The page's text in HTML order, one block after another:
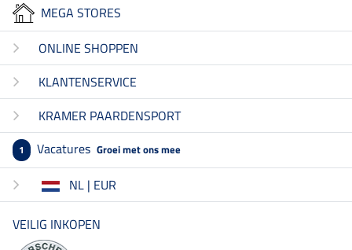
MEGA STORES
ONLINE SHOPPEN
KLANTENSERVICE
KRAMER PAARDENSPORT
1 Vacatures Groei met ons mee
NL | EUR
VEILIG INKOPEN